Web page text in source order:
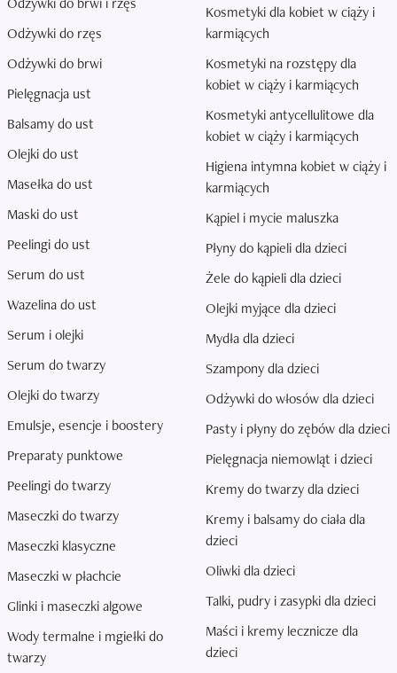
Odżywki do rzęs
Odżywki do brwi
Pielęgnacja ust
Balsamy do ust
Olejki do ust
Masełka do ust
Maski do ust
Peelingi do ust
Serum do ust
Wazelina do ust
Serum i olejki
Serum do twarzy
Olejki do twarzy
Emulsje, esencje i boostery
Preparaty punktowe
Peelingi do twarzy
Maseczki do twarzy
Maseczki klasyczne
Maseczki w płachcie
Glinki i maseczki algowe
Wody termalne i mgiełki do
twarzy
Kosmetyki dla kobiet w ciąży i
karmiących
Kosmetyki na rozstępy dla
kobiet w ciąży i karmiących
Kosmetyki antycellulitowe dla
kobiet w ciąży i karmiących
Higiena intymna kobiet w ciąży i
karmiących
Kąpiel i mycie maluszka
Płyny do kąpieli dla dzieci
Żele do kąpieli dla dzieci
Olejki myjące dla dzieci
Mydła dla dzieci
Szampony dla dzieci
Odżywki do włosów dla dzieci
Pasty i płyny do zębów dla dzieci
Pielęgnacja niemowląt i dzieci
Kremy do twarzy dla dzieci
Kremy i balsamy do ciała dla
dzieci
Oliwki dla dzieci
Talki, pudry i zasypki dla dzieci
Maści i kremy lecznicze dla
dzieci